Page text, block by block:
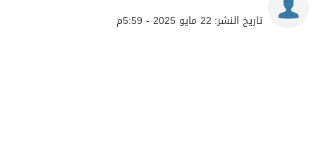
تاريخ النشر: 22 مايو 2025 - 5:59م